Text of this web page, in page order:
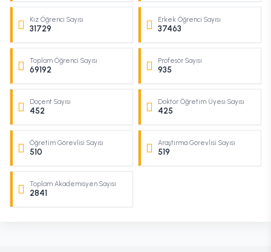
Kız Öğrenci Sayısı
31729
Erkek Öğrenci Sayısı
37463
Toplam Öğrenci Sayısı
69192
Profesör Sayısı
935
Doçent Sayısı
452
Doktor Öğretim Üyesi Sayısı
425
Öğretim Görevlisi Sayısı
510
Araştırma Görevlisi Sayısı
519
Toplam Akademisyen Sayısı
2841